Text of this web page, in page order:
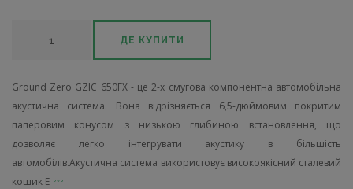
ДЕ КУПИТИ
Ground Zero GZIC 650FX - це 2-х смугова компонентна автомобільна
акустична система. Вона відрізняється 6,5-дюймовим покритим
паперовим конусом з низькою глибиною встановлення, що
дозволяє легко інтегрувати акустику в більшість
автомобілів.Акустична система використовує високоякісний сталевий
кошик E